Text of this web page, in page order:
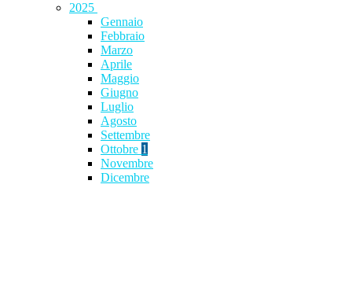
2025
Gennaio
Febbraio
Marzo
Aprile
Maggio
Giugno
Luglio
Agosto
Settembre
Ottobre 1
Novembre
Dicembre